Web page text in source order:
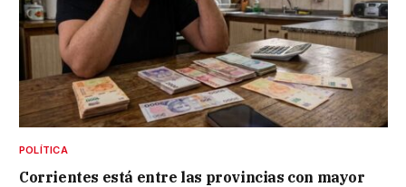
POLÍTICA
Corrientes está entre las provincias con mayor